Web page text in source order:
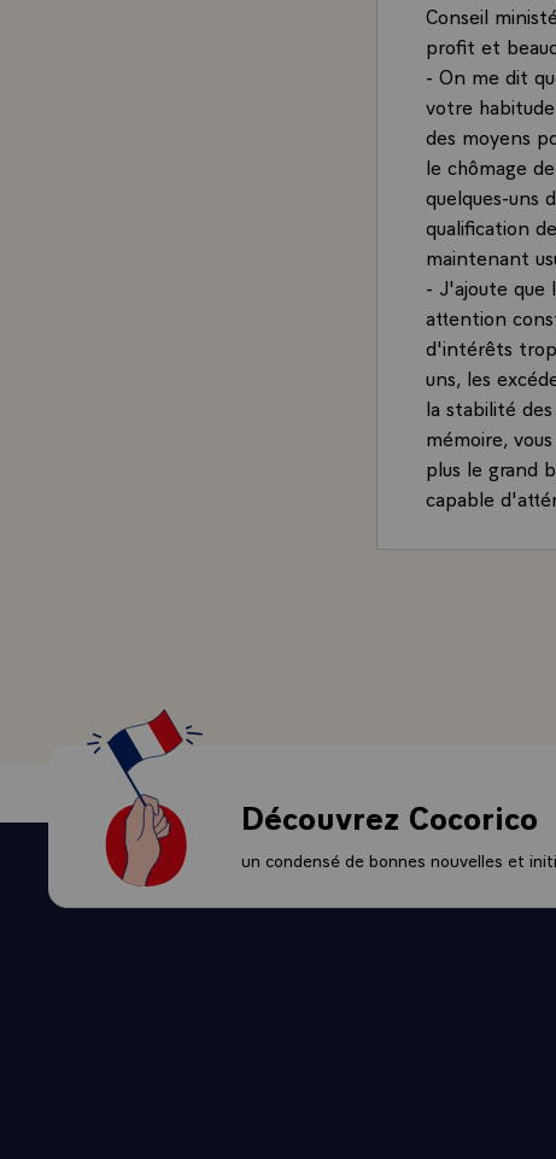
Conseil
profit et
- On me dit
votre
des moyens
le chômage
quelques-uns
qualification
maintenant
- J'ajoute que
attention
d'intérêts trop
uns, les
la stabilité
mémoire,
plus le grand
capable
années. Il
A la fin de
l'agriculture
est concrète,
On m'a dit
où les
qui n'était
Découvrez Cocorico
un condensé de bonnes nouvelles et